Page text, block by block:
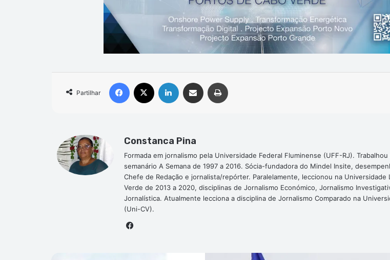
Partilhar
Facebook Linkedin Compartilhar via e-mail
Constanca Pina
Formada em jornalismo pela Universidade Federal Fluminense (UFF-RJ).
semanário A Semana de 1997 a 2016. Sócia-fundadora do Mindel Insite,
Chefe de Redação e jornalista/repórter. Paralelamente, leccionou na Universidade
Verde de 2013 a 2020, disciplinas de Jornalismo Económico, Jornalismo
Jornalística. Atualmente lecciona a disciplina de Jornalismo Comparado na
(Uni-CV).